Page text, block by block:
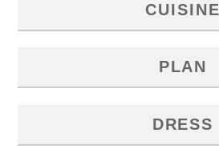
CUISINE
PLAN
DRESS